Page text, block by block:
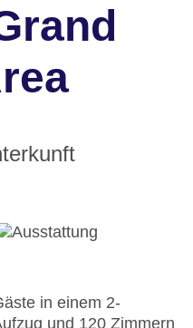
in einem 2-
und 120 Zimmern